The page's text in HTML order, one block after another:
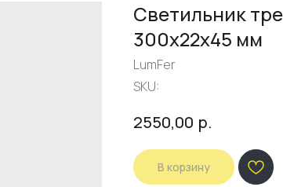
Светильник
300x22x45 мм
LumFer
SKU:
2550,00 р.
В корзину